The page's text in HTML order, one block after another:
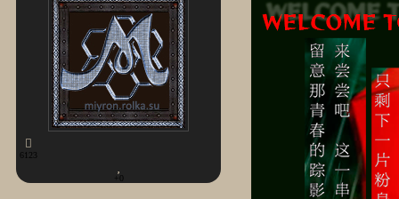
6123
+0